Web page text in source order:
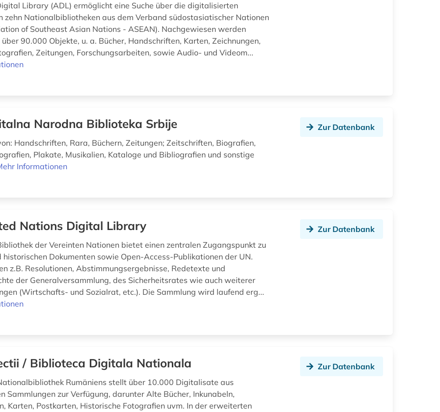
Library (ADL) ermöglicht eine Suche über die digitalisierten
zehn Nationalbibliotheken aus dem Verband südostasiatischer Nationen
of Southeast Asian Nations - ASEAN). Nachgewiesen werden
90.000 Objekte, u. a. Bücher, Handschriften, Karten, Zeichnungen,
Zeitungen, Forschungsarbeiten, sowie Audio- und Videom...
Narodna Biblioteka Srbije
Handschriften, Rara, Büchern, Zeitungen; Zeitschriften, Biografien,
Plakate, Musikalien, Kataloge und Bibliografien und sonstige
Informationen
Zur Datenbank
Nations Digital Library
der Vereinten Nationen bietet einen zentralen Zugangspunkt zu
historischen Dokumenten sowie Open-Access-Publikationen der UN.
z.B. Resolutionen, Abstimmungsergebnisse, Redetexte und
der Generalversammlung, des Sicherheitsrates wie auch weiterer
(Wirtschafts- und Sozialrat, etc.). Die Sammlung wird laufend erg...
Zur Datenbank
/ Biblioteca Digitala Nationala
Rumäniens stellt über 10.000 Digitalisate aus
Sammlungen zur Verfügung, darunter Alte Bücher, Inkunabeln,
Karten, Postkarten, Historische Fotografien uvm. In der erweiterten
Zur Datenbank